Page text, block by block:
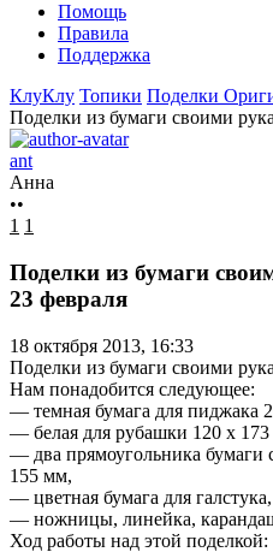
Помощь
Правила
Поддержка
КлуКлу Топики Поделки
Поделки из бумаги своими
ant
Анна
••
1 1
Поделки из бумаги
23 февраля
18 октября 2013, 16:33
Поделки из бумаги своими
Нам понадобится следующее:
— темная бумага для пиджака
— белая для рубашки 120 х
— два прямоугольника бумаги
155 мм,
— цветная бумага для галстука,
— ножницы, линейка,
Ход работы над этой поделкой: